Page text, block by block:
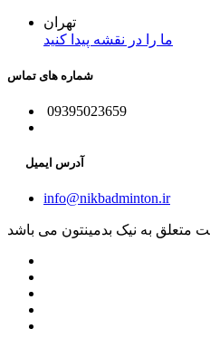
تهران
ما را در نقشه پیدا کنید
شماره های تماس
09395023659
آدرس ایمیل
info@nikbadminton.ir